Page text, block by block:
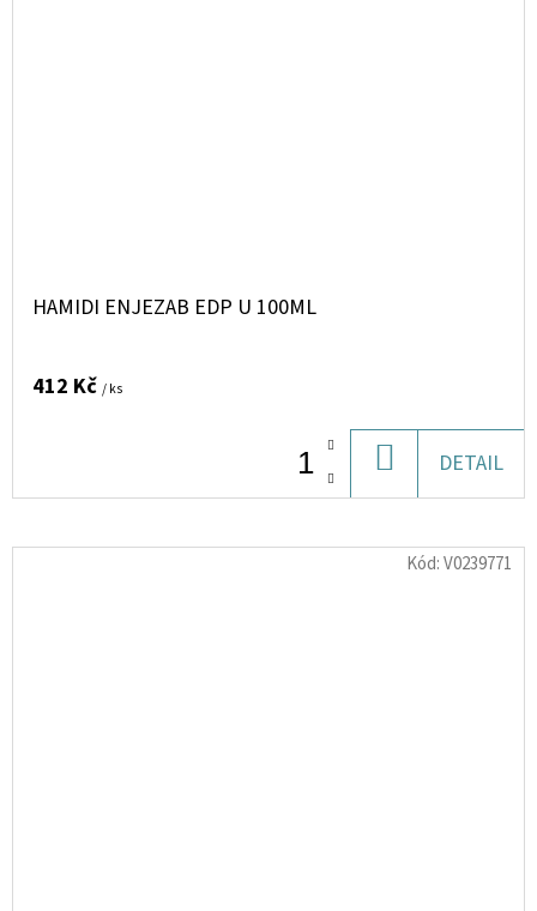
HAMIDI ENJEZAB EDP U 100ML
412 Kč / ks
KOŠÍKU
DETAIL
Kód:V0239771